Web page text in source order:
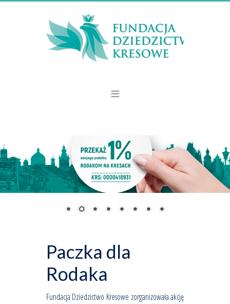
Paczka dla
Rodaka
Fundacja Dziedzictwo Kresowe zorganizowała akcję